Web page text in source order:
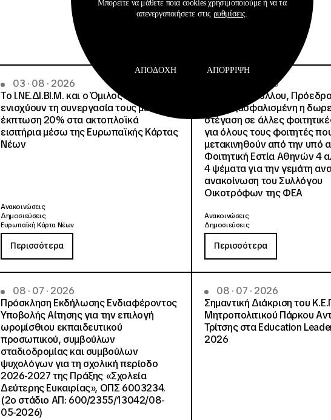
03 · 08 · 2026
Το Ι.ΝΕ.ΔΙ.ΒΙ.Μ. και o Όμιλος Attica
ενισχύουν τη συνεργασία τους με
έκπτωση 20% στα ακτοπλοϊκά
εισιτήρια μέσω της Ευρωπαϊκής Κάρτας
Νέων
Ανακοινώσεις
Δημοσιεύσεις
Ευρωπαϊκή Κάρτα Νέων
Περισσότερα
02 · 08 · 2026
Άννα Ροκοφύλλου,
Είναι εξασφαλισμένη η
στέγαση σε άλλες
για όλους τους φοιτητές
μετακινηθούν από την υπό
Φοιτητική Εστία Αθηνών 4
4 ψέματα για την γεμάτη
ανακοίνωση του Συλλόγου
Οικοτρόφων της ΦΕΑ
Ανακοινώσεις
Δημοσιεύσεις
Περισσότερα
08 · 07 · 2026
Πρόσκληση Εκδήλωσης Ενδιαφέροντος
Υποβολής Αίτησης για την επιλογή
ωρομίσθιου εκπαιδευτικού
προσωπικού, συμβούλων
σταδιοδρομίας και συμβούλων
ψυχολόγων για τη σχολική περίοδο
2026-2027 της Πράξης «Σχολεία
Δεύτερης Ευκαιρίας», ΟΠΣ 6003234.
(2ο στάδιο ΑΠ: 600/2355/13042/08-
05-2026)
08 · 07 · 2026
Σημαντική Διάκριση του
Μητροπολιτικού Πάρκου
Τρίτσης στα Education
2026
Μπορείτε να μάθετε ποια cookies χρησιμοποιούμε ή να τα
απενεργοποιήσετε στις ρυθμίσεις
ΑΠΟΔΟΧΉ ΑΠΌΡΡΙΨΗ